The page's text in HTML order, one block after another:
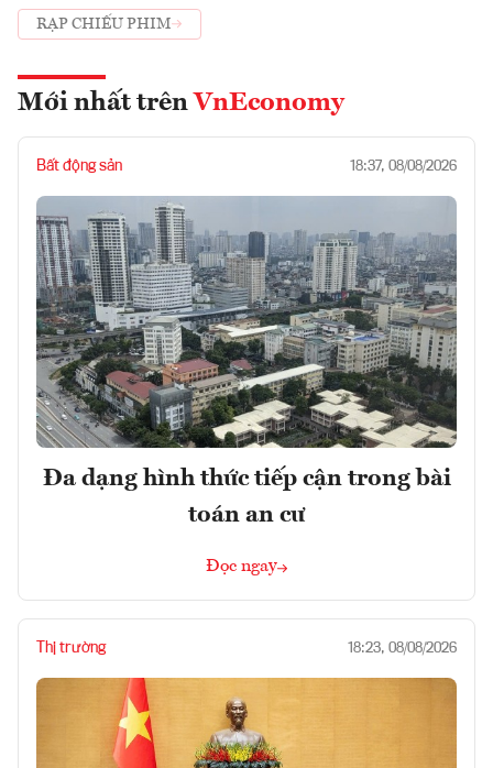
RẠP CHIẾU PHIM
Mới nhất trên VnEconomy
Bất động sản 18:37, 08/08/2026
Đa dạng hình thức tiếp cận trong bài
toán an cư
Đọc ngay
Thị trường 18:23, 08/08/2026